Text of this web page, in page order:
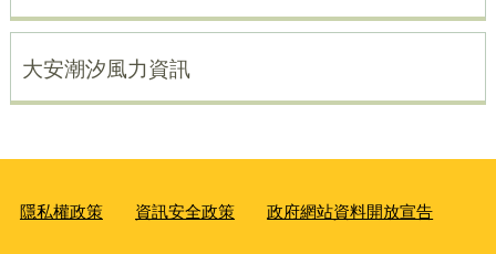
大安潮汐風力資訊
隱私權政策 資訊安全政策 政府網站資料開放宣告